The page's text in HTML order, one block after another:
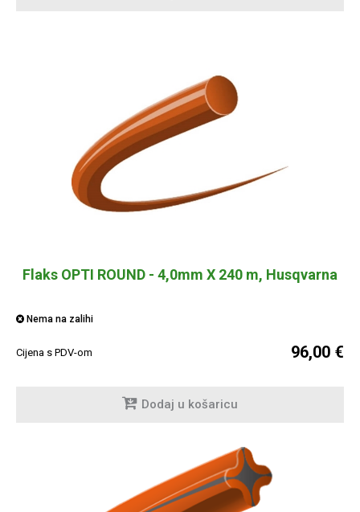
Flaks OPTI ROUND - 4,0mm X 240 m, Husqvarna
Nema na zalihi
Cijena s PDV-om 96,00 €
Dodaj u košaricu